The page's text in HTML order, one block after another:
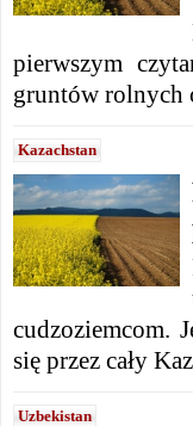
pierwszym
gruntów rolnych
Kazachstan
cudzoziemcom.
się przez cały
Uzbekistan